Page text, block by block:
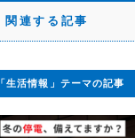
関連する記事
「生活情報」テーマの記事